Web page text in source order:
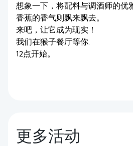
想象一下，将配料与调酒师的优
香蕉的香气则飘来飘去。
来吧，让它成为现实！
我们在猴子餐厅等你.
12点开始。
更多活动